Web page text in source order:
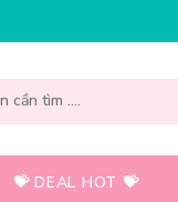
💝 DEAL HOT 💝